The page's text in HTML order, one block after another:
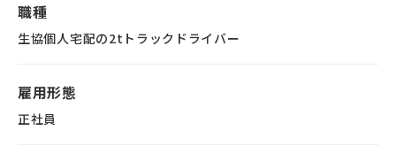
生協（コープ）の宅配商品は、軽いもので
200ｇ程度、最も重量があるのはペットボトルや
指導しますので身体への負担が少なく、長く続けやすいお仕事
です。
入社後、2ヵ月の研修があります。流通サービスのことから生
（コープ）の仕事内容についても順番に覚えていけるので、未経
験の方も安心してご応募ください。また、丁寧に研修を行うの
職種
生協個人宅配の2tトラックドライバー
雇用形態
正社員